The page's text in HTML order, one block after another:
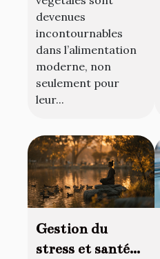
devenues
incontournables
dans l’alimentation
moderne, non
seulement pour
leur...
Gestion du
stress et santé